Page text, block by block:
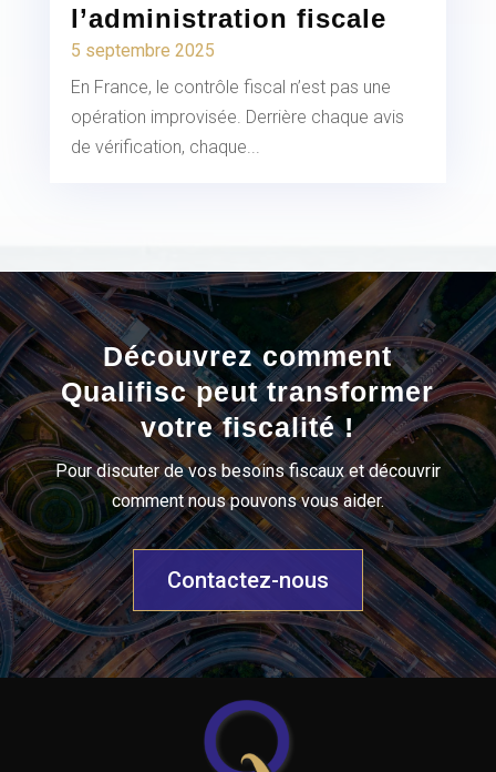
l’administration fiscale
5 septembre 2025
En France, le contrôle fiscal n’est pas une
opération improvisée. Derrière chaque avis
de vérification, chaque...
Découvrez comment
Qualifisc peut transformer
votre fiscalité !
Pour discuter de vos besoins fiscaux et découvrir
comment nous pouvons vous aider.
Contactez-nous